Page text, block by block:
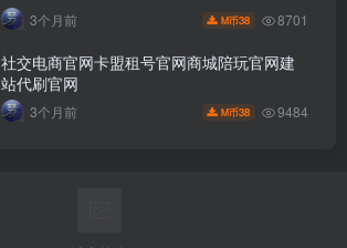
3个月前 M币38 8701
社交电商官网卡盟租号官网商城陪玩官网建
站代刷官网
3个月前 M币38 9484